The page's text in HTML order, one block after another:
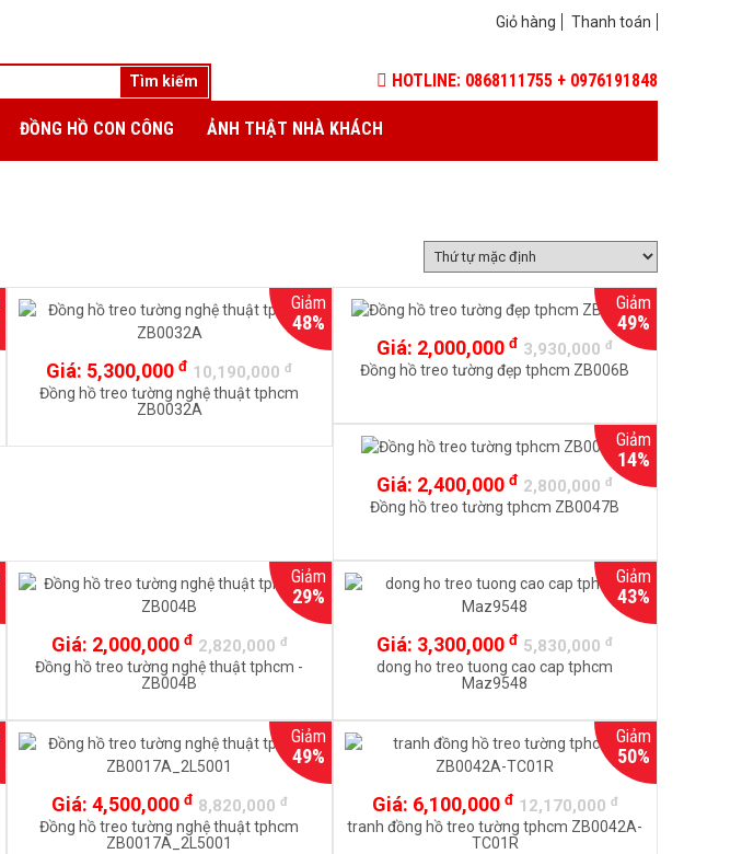
Giỏ hàng Thanh toán
HOTLINE: 0868111755 + 0976191848
ĐỒNG HỒ CON CÔNG ẢNH THẬT NHÀ KHÁCH
Giảm
48%
Giá: 5,300,000đ 10,190,000đ
Đồng hồ treo tường nghệ thuật tphcm
ZB0032A
Giảm
49%
Giá: 2,000,000đ 3,930,000đ
Đồng hồ treo tường đẹp tphcm ZB006B
Giảm
14%
Giá: 2,400,000đ 2,800,000đ
Đồng hồ treo tường tphcm ZB0047B
Giảm
29%
Giá: 2,000,000 đ 2,820,000 đ
Đồng hồ treo tường nghệ thuật tphcm -
ZB004B
Giảm
43%
Giá: 3,300,000đ 5,830,000đ
dong ho treo tuong cao cap tphcm
Maz9548
Giảm
49%
Giá: 4,500,000 đ 8,820,000 đ
Đồng hồ treo tường nghệ thuật tphcm
ZB0017A_2L5001
Giảm
50%
Giá: 6,100,000 đ 12,170,000 đ
tranh đồng hồ treo tường tphcm ZB0042A-
TC01R